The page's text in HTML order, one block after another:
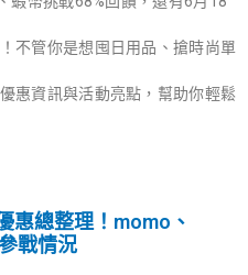
不管你是想囤日用品、搶時尚單
惠資訊與活動亮點，幫助你輕鬆
惠總整理！momo、
戰情況